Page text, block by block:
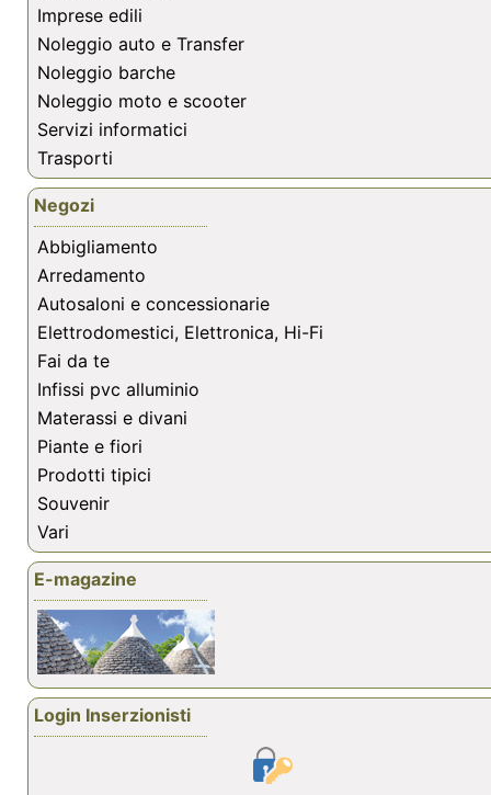
Imprese edili
Noleggio auto e Transfer
Noleggio barche
Noleggio moto e scooter
Servizi informatici
Trasporti
Negozi
Abbigliamento
Arredamento
Autosaloni e concessionarie
Elettrodomestici, Elettronica, Hi-Fi
Fai da te
Infissi pvc alluminio
Materassi e divani
Piante e fiori
Prodotti tipici
Souvenir
Vari
E-magazine
Login Inserzionisti